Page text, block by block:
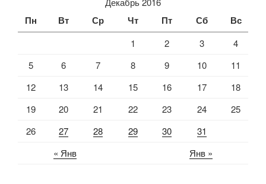
Пн Вт Ср Чт Пт Сб Вс
« Янв Янв »
1 2 3
4
5
6 7 8 9 10
11
12
13 14 15 16 17
18
19
20 21 22 23 24
25
26
27 28 29 30 31